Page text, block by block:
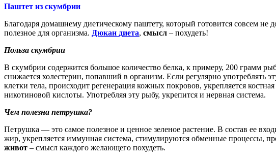
Паштет из скумбрии
Благодаря домашнему диетическому паштету, который готовится совсем
полезное для организма. Дюкан диета, смысл – похудеть!
Польза скумбрии
В скумбрии содержится большое количество белка, к примеру, 200 грамм
снижается холестерин, попавший в организм. Если регулярно употреблять
клетки тела, происходит регенерация кожных покровов, укрепляется
никотиновой кислоты. Употребляя эту рыбу, укрепится и нервная система.
Чем полезна петрушка?
Петрушка — это самое полезное и ценное зеленое растение. В состав ее
жир, укрепляется иммунная система, стимулируются обменные процессы,
живот – смысл каждого желающего похудеть.